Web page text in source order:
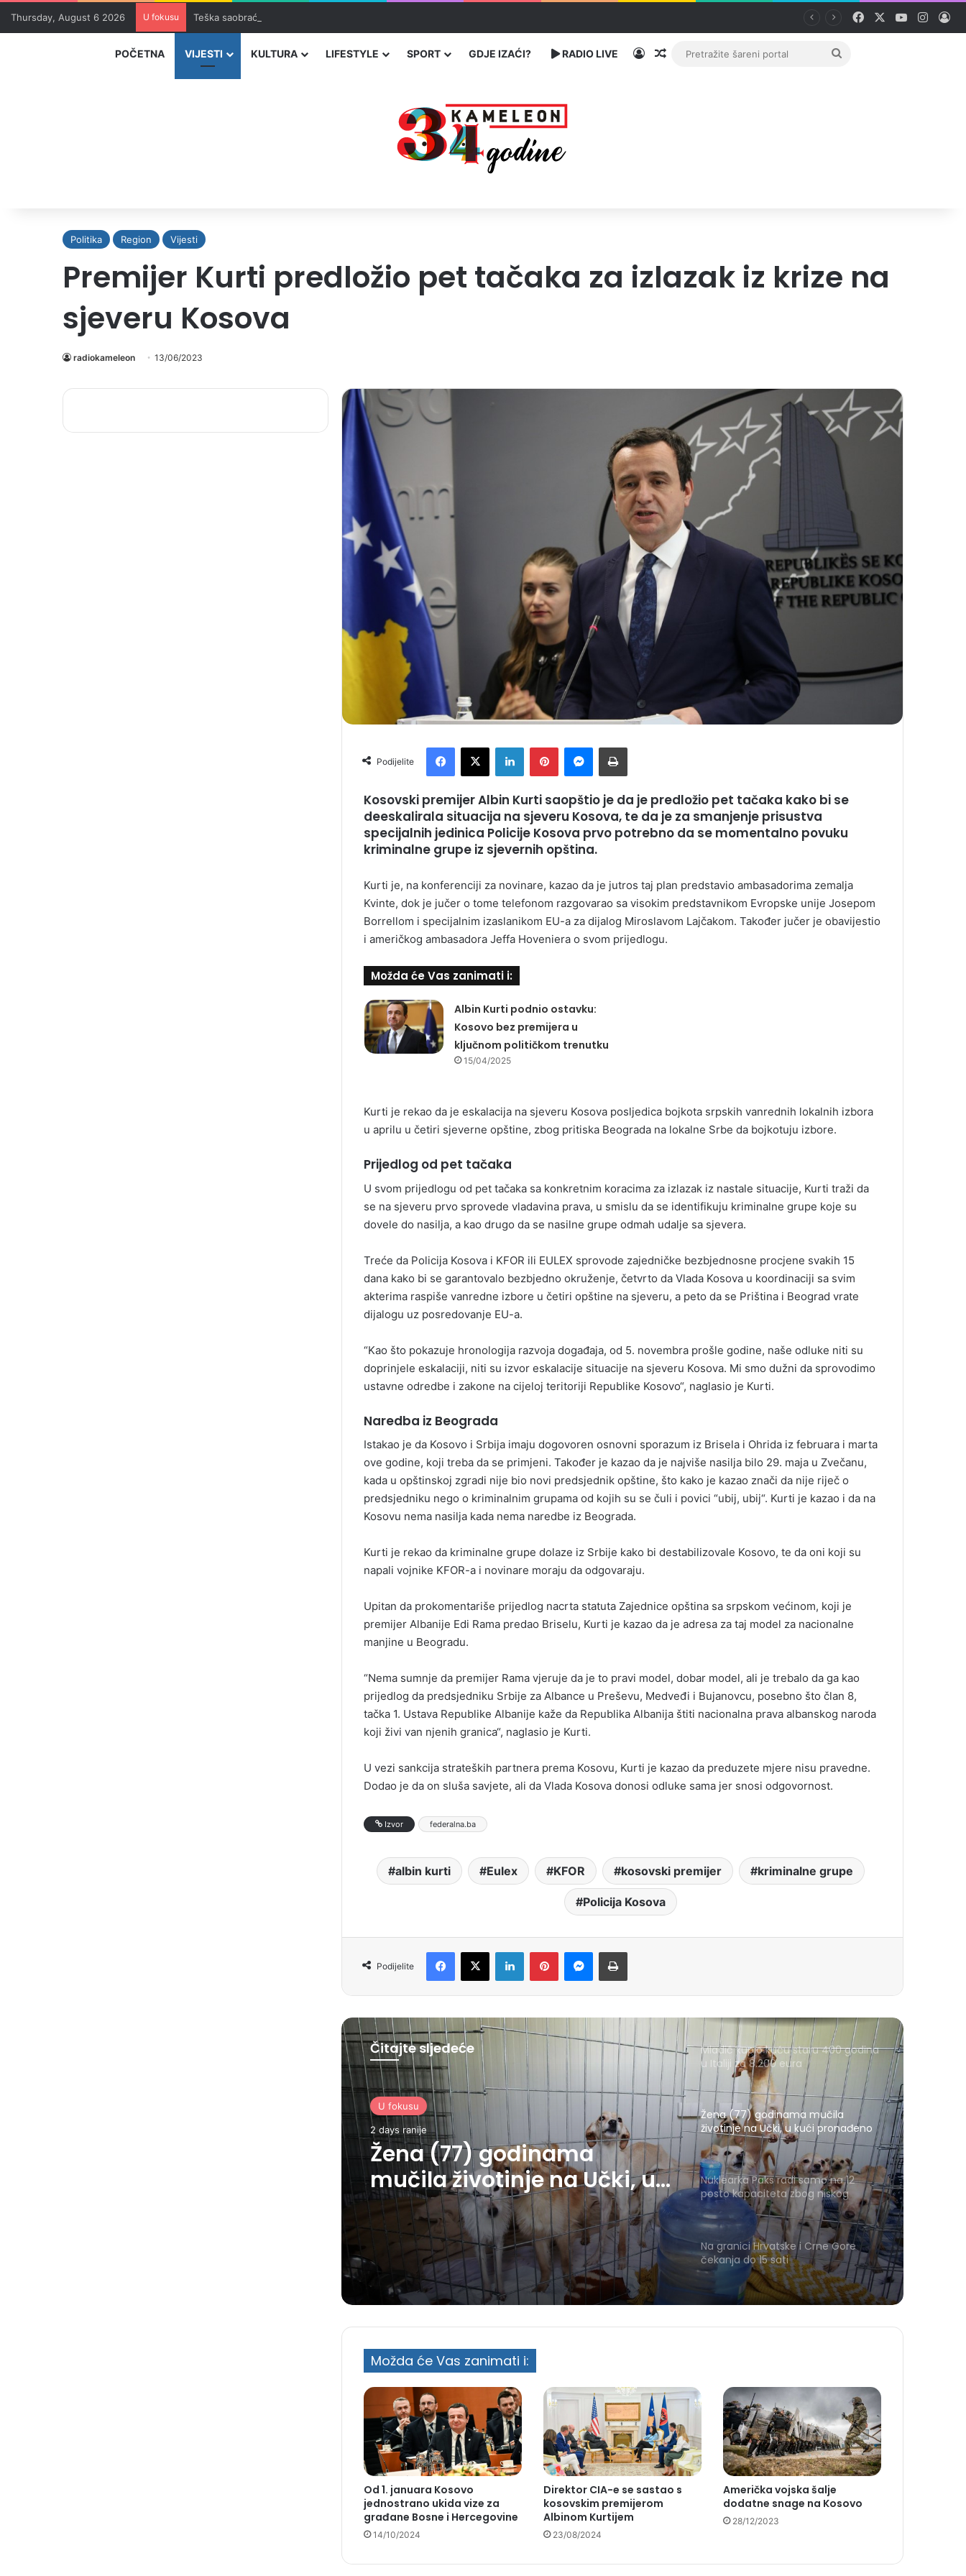
Thursday, August 6 2026 U fokusu Teška saobraćajna nesreća u Banovićima, poginuo 60-godišnji vozač Facebook YouTube
POČETNA VIJESTI KULTURA LIFESTYLE SPORT GDJE IZAĆI? RADIO LIVE PrijavaRandom članak
Pretražite
Politika Region Vijesti
Premijer Kurti predložio pet tačaka za izlazak iz krize na
sjeveru Kosova
radiokameleon 13/06/2023
Podijelite
Kosovski premijer Albin Kurti saopštio je da je predložio pet tačaka kako bi se
deeskalirala situacija na sjeveru Kosova, te da je za smanjenje prisustva
specijalnih jedinica Policije Kosova prvo potrebno da se momentalno povuku
kriminalne grupe iz sjevernih opština.
Kurti je, na konferenciji za novinare, kazao da je jutros taj plan predstavio ambasadorima zemalja
Kvinte, dok je jučer o tome telefonom razgovarao sa visokim predstavnikom Evropske unije Josepom
Borrellom i specijalnim izaslanikom EU-a za dijalog Miroslavom Lajčakom. Također jučer je obavijestio
i američkog ambasadora Jeffa Hoveniera o svom prijedlogu.
Možda će Vas zanimati i:
Albin Kurti podnio ostavku:
Kosovo bez premijera u
ključnom političkom trenutku
15/04/2025
Kurti je rekao da je eskalacija na sjeveru Kosova posljedica bojkota srpskih vanrednih lokalnih izbora
u aprilu u četiri sjeverne opštine, zbog pritiska Beograda na lokalne Srbe da bojkotuju izbore.
Prijedlog od pet tačaka
U svom prijedlogu od pet tačaka sa konkretnim koracima za izlazak iz nastale situacije, Kurti traži da
se na sjeveru prvo sprovede vladavina prava, u smislu da se identifikuju kriminalne grupe koje su
dovele do nasilja, a kao drugo da se nasilne grupe odmah udalje sa sjevera.
Treće da Policija Kosova i KFOR ili EULEX sprovode zajedničke bezbjednosne procjene svakih 15
dana kako bi se garantovalo bezbjedno okruženje, četvrto da Vlada Kosova u koordinaciji sa svim
akterima raspiše vanredne izbore u četiri opštine na sjeveru, a peto da se Priština i Beograd vrate
dijalogu uz posredovanje EU-a.
“Kao što pokazuje hronologija razvoja događaja, od 5. novembra prošle godine, naše odluke niti su
doprinjele eskalaciji, niti su izvor eskalacije situacije na sjeveru Kosova. Mi smo dužni da sprovodimo
ustavne odredbe i zakone na cijeloj teritoriji Republike Kosovo“, naglasio je Kurti.
Naredba iz Beograda
Istakao je da Kosovo i Srbija imaju dogovoren osnovni sporazum iz Brisela i Ohrida iz februara i marta
ove godine, koji treba da se primjeni. Također je kazao da je najviše nasilja bilo 29. maja u Zvečanu,
kada u opštinskoj zgradi nije bio novi predsjednik opštine, što kako je kazao znači da nije riječ o
predsjedniku nego o kriminalnim grupama od kojih su se čuli i povici “ubij, ubij“. Kurti je kazao i da na
Kosovu nema nasilja kada nema naredbe iz Beograda.
Kurti je rekao da kriminalne grupe dolaze iz Srbije kako bi destabilizovale Kosovo, te da oni koji su
napali vojnike KFOR-a i novinare moraju da odgovaraju.
Upitan da prokomentariše prijedlog nacrta statuta Zajednice opština sa srpskom većinom, koji je
premijer Albanije Edi Rama predao Briselu, Kurti je kazao da je adresa za taj model za nacionalne
manjine u Beogradu.
“Nema sumnje da premijer Rama vjeruje da je to pravi model, dobar model, ali je trebalo da ga kao
prijedlog da predsjedniku Srbije za Albance u Preševu, Medveđi i Bujanovcu, posebno što član 8,
tačka 1. Ustava Republike Albanije kaže da Republika Albanija štiti nacionalna prava albanskog naroda
koji živi van njenih granica“, naglasio je Kurti.
U vezi sankcija strateških partnera prema Kosovu, Kurti je kazao da preduzete mjere nisu pravedne.
Dodao je da on sluša savjete, ali da Vlada Kosova donosi odluke sama jer snosi odgovornost.
Izvor federalna.ba
albin kurti Eulex KFOR kosovski premijer kriminalne grupe
Policija Kosova
Podijelite
Čitajte sljedeće
U fokusu
2 days ranije
Žena (77) godinama
mučila životinje na Učki, u
kući pronađeno 30-ak
leševa
Mladić kupio kuću staru 400 godina
u Italiji za 8.200 eura
Žena (77) godinama mučila
životinje na Učki, u kući pronađeno
30-ak leševa
Nuklearka Paks radi samo na 12
posto kapaciteta zbog niskog
vodostaja Dunava
Na granici Hrvatske i Crne Gore
čekanja do 15 sati
Možda će Vas zanimati i:
Od 1. januara Kosovo
jednostrano ukida vize za
građane Bosne i Hercegovine
14/10/2024
Direktor CIA-e se sastao s
kosovskim premijerom
Albinom Kurtijem
23/08/2024
Američka vojska šalje
dodatne snage na Kosovo
28/12/2023